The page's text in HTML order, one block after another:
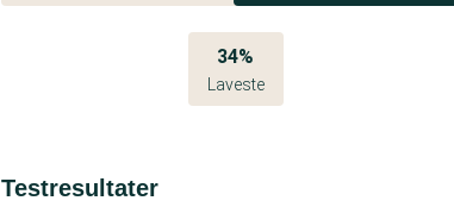
34%
Laveste
Testresultater